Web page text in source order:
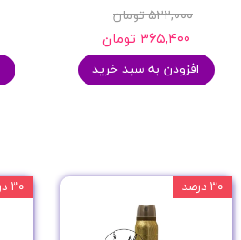
۵۲۲,۰۰۰ تومان
۳۶۵,۴۰۰ تومان
افزودن به سبد خرید
۳۰ درصد ۳۰ درصد